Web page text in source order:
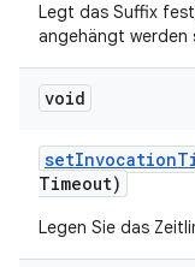
Legt das Suffix
angehängt werden
void
setInvocation
Timeout)
Legen Sie das